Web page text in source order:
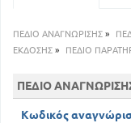
αυτών στην Αθήνα
ΠΕΔΙΟ ΑΝΑΓΝΩΡΙΣΗΣ »
ΕΚΔΟΣΗΣ » ΠΕΔΙΟ
ΠΕΔΙΟ
Κωδικός